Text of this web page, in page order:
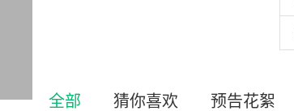
全部 猜你喜欢 预告花絮